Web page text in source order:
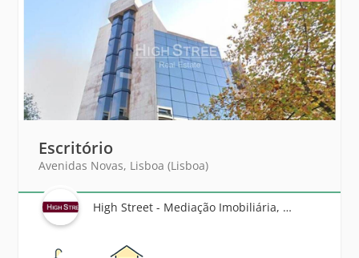
Escritório
Avenidas Novas, Lisboa (Lisboa)
High Street - Mediação Imobiliária, Unipessoal Lda